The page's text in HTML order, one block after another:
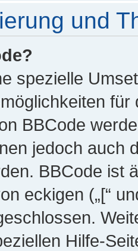
und
spezielle
BBCode
jedoch auch
BBCode ist
eckigen („[“
Hilfe-